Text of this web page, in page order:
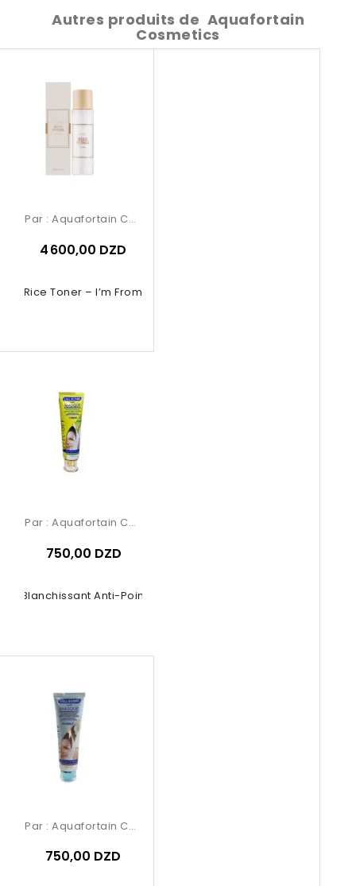
Autres produits de Aquafortain
Cosmetics
Rice Toner – I’m From
Par : Aquafortain Cosmetics
4 600,00 DZD
Blanchissant Anti-Points Noirs...
Par : Aquafortain Cosmetics
750,00 DZD
Par : Aquafortain Cosmetics
750,00 DZD